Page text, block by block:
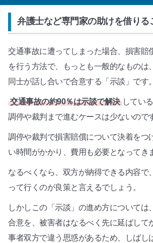
弁護士など専門家の助けを借りる
交通事故に遭ってしまった場合、損害賠
を行う方法で、もっとも一般的なものは
同士が話し合いで合意する「示談」です。
交通事故の約90％は示談で解決 してい
調停や裁判まで進むケースは少ないので
調停や裁判で損害賠償について決着をつ
い時間がかかり、費用も必要となってき
なるべくなら、双方が納得できる内容で
って行くのが良策と言えるでしょう。
しかしこの「示談」の進め方については
合意を、被害者はなるべく先に延ばして
事者双方で違う思惑があるため、しばし